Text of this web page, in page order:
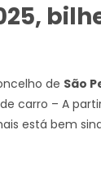
de São
carro – A
está bem